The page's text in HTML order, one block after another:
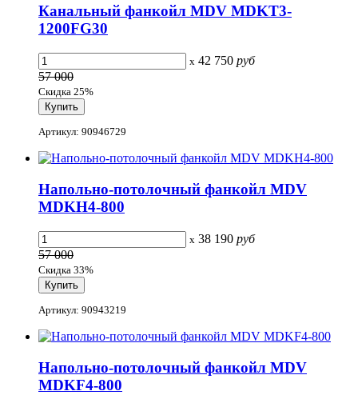
Канальный фанкойл MDV MDKT3-
1200FG30
x 42 750 руб
57 000
Скидка 25%
Артикул: 90946729
Напольно-потолочный фанкойл MDV
MDKH4-800
x 38 190 руб
57 000
Скидка 33%
Артикул: 90943219
Напольно-потолочный фанкойл MDV
MDKF4-800